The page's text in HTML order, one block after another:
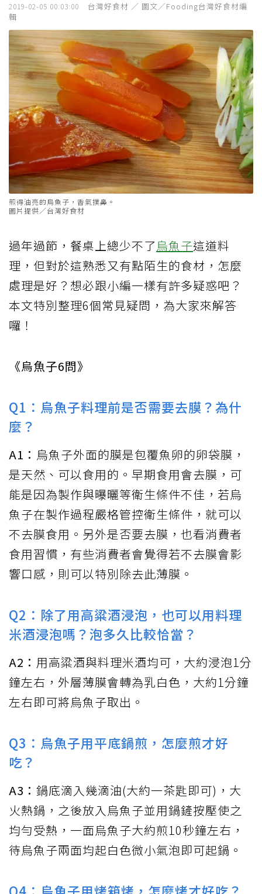
2019-02-05 00:03:00
台灣好食材 ／ 圖文／Fooding台灣好食材編
輯
煎得油亮的烏魚子，香氣撲鼻。
圖片提供／台灣好食材
過年過節，餐桌上總少不了烏魚子這道料
理，但對於這熟悉又有點陌生的食材，怎麼
處理是好？想必跟小編一樣有許多疑惑吧？
本文特別整理6個常見疑問，為大家來解答
囉！
《烏魚子6問》
Q1：烏魚子料理前是否需要去膜？為什
麼？
A1： 烏魚子外面的膜是包覆魚卵的卵袋膜，
是天然、可以食用的。早期食用會去膜，可
能是因為製作與曝曬等衛生條件不佳，若烏
魚子在製作過程嚴格管控衛生條件，就可以
不去膜食用。另外是否要去膜，也看消費者
食用習慣，有些消費者會覺得若不去膜會影
響口感，則可以特別除去此薄膜。
Q2：除了用高粱酒浸泡，也可以用料理
米酒浸泡嗎？泡多久比較恰當？
A2： 用高粱酒與料理米酒均可，大約浸泡1分
鐘左右，外層薄膜會轉為乳白色，大約1分鐘
左右即可將烏魚子取出。
Q3：烏魚子用平底鍋煎，怎麼煎才好
吃？
A3： 鍋底滴入幾滴油(大約一茶匙即可)，大
火熱鍋，之後放入烏魚子並用鍋鏟按壓使之
均勻受熱，一面烏魚子大約煎10秒鐘左右，
待烏魚子兩面均起白色微小氣泡即可起鍋。